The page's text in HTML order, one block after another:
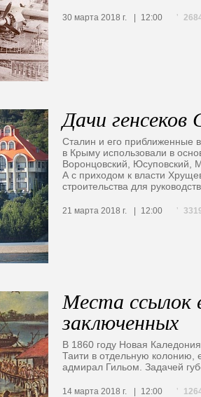
30 марта 2018 г. 12:00
Дачи
Сталин и его приближенные
в Крыму использовали в
Воронцовский, Юсуповский,
А с приходом к власти
строительства для
21 марта 2018 г. 12:00
Места ссылок
заключенных
В 1860 году Новая
Таити в отдельную колонию,
адмирал Гильом. Задачей
14 марта 2018 г. 12:00